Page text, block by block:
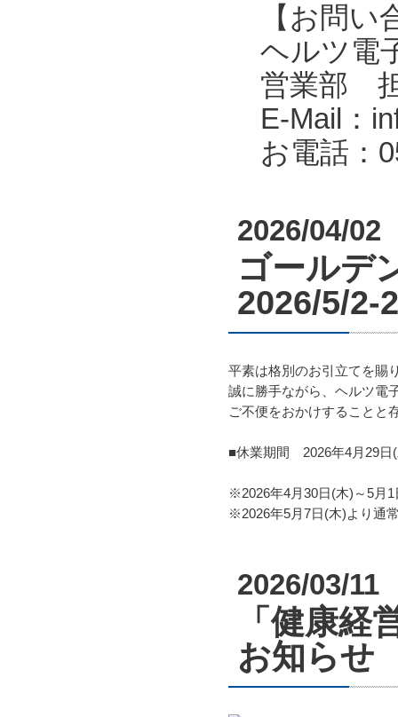
【お問い
ヘルツ電
営業部
E-Mail：
お電話：
2026/04/02
ゴールデ
2026/5/2-
平素は格別のお引立てを賜
誠に勝手ながら、ヘルツ電
ご不便をおかけすることと
■休業期間 2026年4月29日(
※2026年4月30日(木)～5月
※2026年5月7日(木)より通
2026/03/11
「健康経
お知らせ